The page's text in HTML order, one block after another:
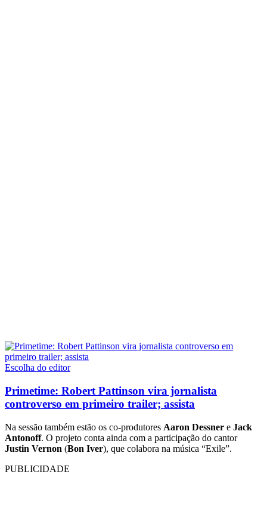
Escolha do editor
Primetime: Robert Pattinson vira jornalista
controverso em primeiro trailer; assista
Na sessão também estão os co-produtores Aaron Dessner e Jack
Antonoff. O projeto conta ainda com a participação do cantor
Justin Vernon (Bon Iver), que colabora na música “Exile”.
PUBLICIDADE